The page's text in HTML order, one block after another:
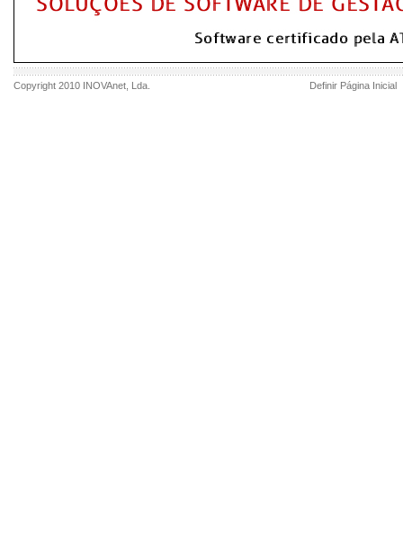
Copyright 2010 INOVAnet , Lda. Definir Página Inicial